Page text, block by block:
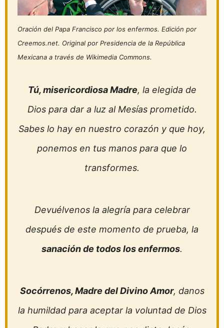
Oración del Papa Francisco por los enfermos. Edición por
Creemos.net. Original por Presidencia de la República
Mexicana a través de Wikimedia Commons.
Tú, misericordiosa Madre, la elegida de
Dios para dar a luz al Mesías prometido.
Sabes lo hay en nuestro corazón y que hoy,
ponemos en tus manos para que lo
transformes.
Devuélvenos la alegría para celebrar
después de este momento de prueba, la
sanación de todos los enfermos.
Socórrenos, Madre del Divino Amor, danos
la humildad para aceptar la voluntad de Dios